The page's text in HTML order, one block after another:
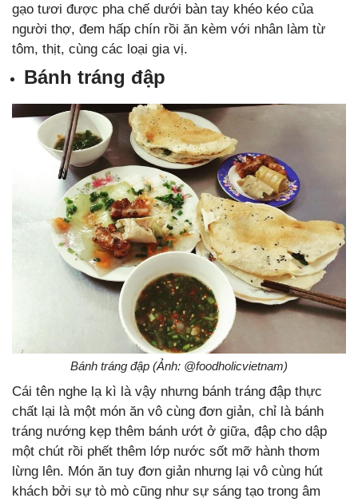
gạo tươi được pha chế dưới bàn tay khéo kéo của
người thợ, đem hấp chín rồi ăn kèm với nhân làm từ
tôm, thịt, cùng các loại gia vị.
Bánh tráng đập
Bánh tráng đập (Ảnh: @foodholicvietnam)
Cái tên nghe lạ kì là vậy nhưng bánh tráng đập thực
chất lại là một món ăn vô cùng đơn giản, chỉ là bánh
tráng nướng kẹp thêm bánh ướt ở giữa, đập cho dập
một chút rồi phết thêm lớp nước sốt mỡ hành thơm
lừng lên. Món ăn tuy đơn giản nhưng lại vô cùng hút
khách bởi sự tò mò cũng như sự sáng tạo trong âm